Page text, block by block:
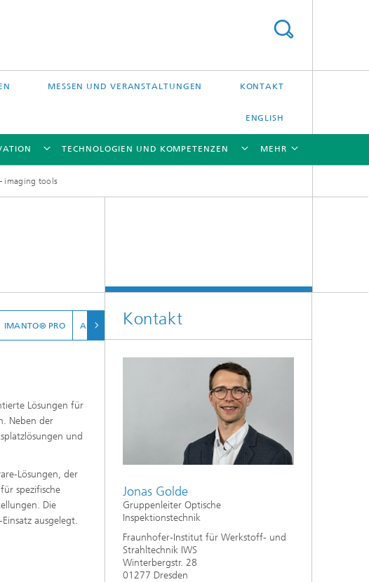
MESSEN UND VERANSTALTUNGEN KONTAKT
ENGLISH
TECHNOLOGIEN UND KOMPETENZEN
Drucken
und
Laserschweißen
Kleben und Faserverbundtechnik
High-Speed-Laserbearbeitung
MEHR
imaging tools
Lösungen für
Neben der
und
Lösungen, der
spezifische
Die
ausgelegt.
IMANTO® PRO ANWENDUNGEN DOWNLOAD DEMODATEN
Kontakt
Jonas Golde
Gruppenleiter Optische
Inspektionstechnik
Fraunhofer-Institut für Werkstoff- und
Strahltechnik IWS
Winterbergstr. 28
01277 Dresden